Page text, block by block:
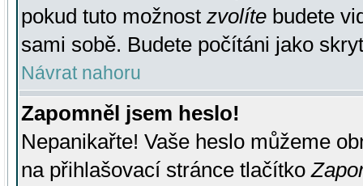
pokud tuto možnost zvolíte budete
sami sobě. Budete počítáni jako
Návrat nahoru
Zapomněl jsem heslo!
Nepanikařte! Vaše heslo můžeme
na přihlašovací stránce tlačítko